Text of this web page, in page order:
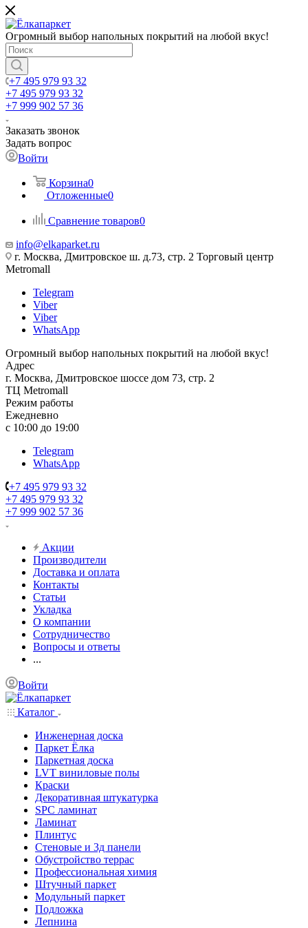
Огромный выбор напольных покрытий на любой вкус!
+7 495 979 93 32
+7 495 979 93 32
+7 999 902 57 36
Заказать звонок
Задать вопрос
Войти
Корзина0
Отложенные0
Сравнение товаров0
info@elkaparket.ru
г. Москва, Дмитровское ш. д.73, стр. 2 Торговый центр
Metromall
Telegram
Viber
Viber
WhatsApp
Огромный выбор напольных покрытий на любой вкус!
Адрес
г. Москва, Дмитровское шоссе дом 73, стр. 2
ТЦ Metromall
Режим работы
Ежедневно
с 10:00 до 19:00
Telegram
WhatsApp
+7 495 979 93 32
+7 495 979 93 32
+7 999 902 57 36
Акции
Производители
Доставка и оплата
Контакты
Статьи
Укладка
О компании
Сотрудничество
Вопросы и ответы
...
Войти
Каталог
Инженерная доска
Паркет Ёлка
Паркетная доска
LVT виниловые полы
Краски
Декоративная штукатурка
SPC ламинат
Ламинат
Плинтус
Стеновые и 3д панели
Обустройство террас
Профессиональная химия
Штучный паркет
Модульный паркет
Подложка
Лепнина